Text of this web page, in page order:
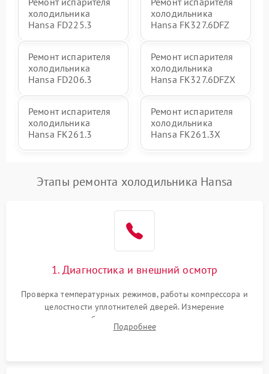
холодильника
Hansa FD225.3
холодильника
Hansa FK327.6DFZ
Ремонт испарителя
холодильника
Hansa FD206.3
Ремонт испарителя
холодильника
Hansa FK327.6DFZX
Ремонт испарителя
холодильника
Hansa FK261.3
Ремонт испарителя
холодильника
Hansa FK261.3X
Этапы ремонта холодильника Hansa
1. Диагностика и внешний осмотр
Проверка температурных режимов, работы компрессора и
целостности уплотнителей дверей. Измерение
сопротивления обмоток мотора, проверка термостата и
считывание кодов ошибок с электронного дисплея.
Подробнее